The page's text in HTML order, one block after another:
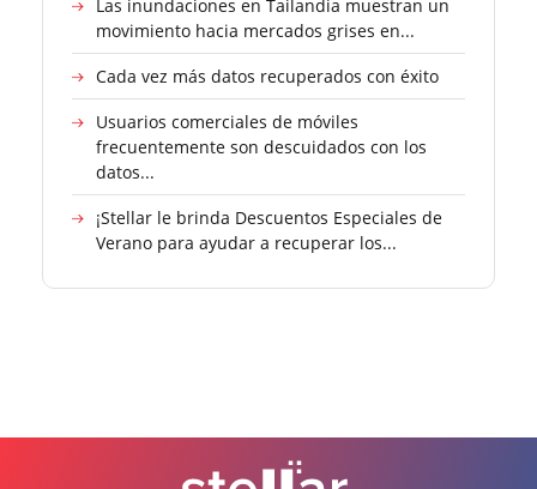
Las inundaciones en Tailandia muestran un
movimiento hacia mercados grises en...
Cada vez más datos recuperados con éxito
Usuarios comerciales de móviles
frecuentemente son descuidados con los
datos...
¡Stellar le brinda Descuentos Especiales de
Verano para ayudar a recuperar los...